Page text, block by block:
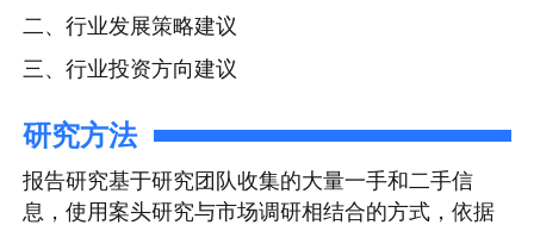
二、行业发展策略建议
三、行业投资方向建议
研究方法
报告研究基于研究团队收集的大量一手和二手信
息，使用案头研究与市场调研相结合的方式，依据